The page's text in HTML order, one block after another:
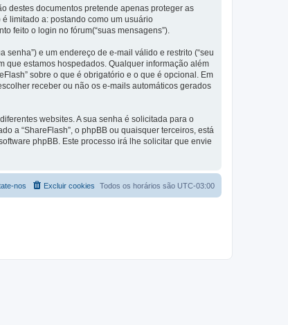
destes documentos pretende apenas proteger as
limitado a: postando como um usuário
feito o login no fórum(“suas mensagens”).
e um endereço de e-mail válido e restrito (“seu
que estamos hospedados. Qualquer informação além
sobre o que é obrigatório e o que é opcional. Em
receber ou não os e-mails automáticos gerados
websites. A sua senha é solicitada para o
a “ShareFlash”, o phpBB ou quaisquer terceiros, está
phpBB. Este processo irá lhe solicitar que envie
Todos os horários são UTC-03:00
Excluir cookies
nos